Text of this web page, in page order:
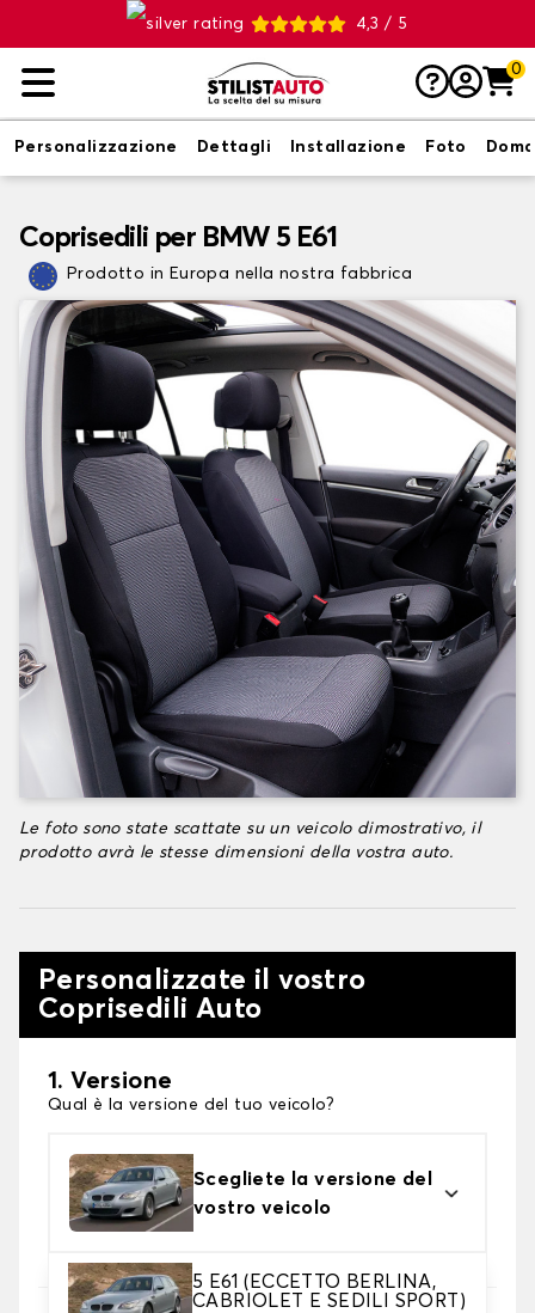
4,3 / 5
0
Personalizzazione Dettagli Installazione Foto
Coprisedili per BMW 5 E61
Prodotto in Europa nella nostra fabbrica
Le foto sono state scattate su un veicolo dimostrativo, il
prodotto avrà le stesse dimensioni della vostra auto.
Personalizzate il vostro
Coprisedili Auto
1. Versione
Qual è la versione del tuo veicolo?
Scegliete la versione del
vostro veicolo
5 E61 (ECCETTO BERLINA,
CABRIOLET E SEDILI SPORT)